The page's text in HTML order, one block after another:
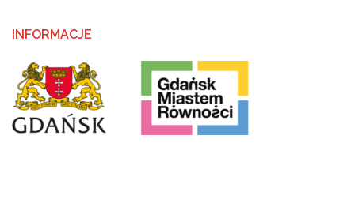
INFORMACJE